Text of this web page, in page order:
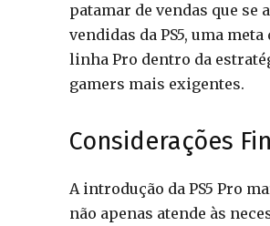
patamar de vendas que se
vendidas da PS5, uma
linha Pro dentro da
gamers mais exigentes.
Considerações
A introdução da PS5 Pro
não apenas atende às